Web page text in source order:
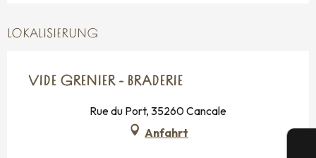
LOKALISIERUNG
VIDE GRENIER - BRADERIE
Rue du Port, 35260 Cancale
Anfahrt